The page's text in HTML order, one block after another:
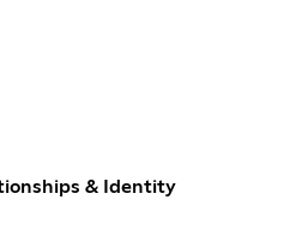
& Identity